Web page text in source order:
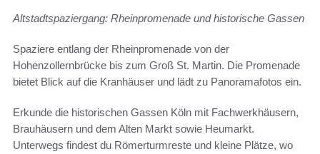
Altstadtspaziergang: Rheinpromenade und historische Gassen
Spaziere entlang der Rheinpromenade von der
Hohenzollernbrücke bis zum Groß St. Martin. Die Promenade
bietet Blick auf die Kranhäuser und lädt zu Panoramafotos ein.
Erkunde die historischen Gassen Köln mit Fachwerkhäusern,
Brauhäusern und dem Alten Markt sowie Heumarkt.
Unterwegs findest du Römerturmreste und kleine Plätze, wo